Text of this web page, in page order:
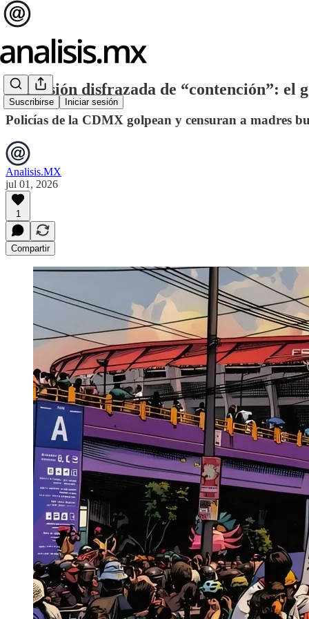
Suscribirse Iniciar sesión
Represión disfrazada de “contención”:
Policías de la CDMX golpean y censuran a madres
Analisis.MX
jul 01, 2026
1
Compartir